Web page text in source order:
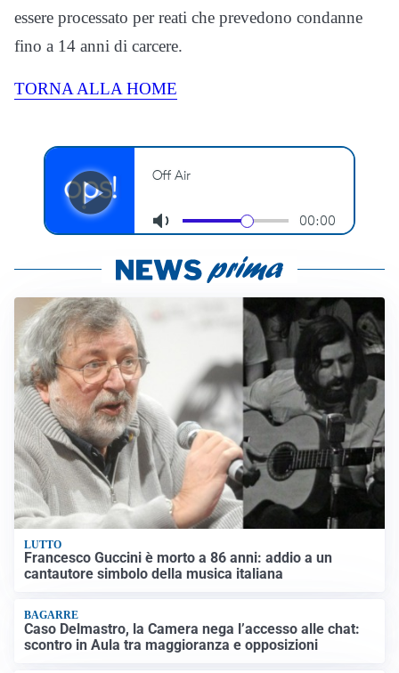
essere processato per reati che prevedono condanne
fino a 14 anni di carcere.
TORNA ALLA HOME
LUTTO
Francesco Guccini è morto a 86 anni: addio a un
cantautore simbolo della musica italiana
BAGARRE
Caso Delmastro, la Camera nega l’accesso alle chat:
scontro in Aula tra maggioranza e opposizioni